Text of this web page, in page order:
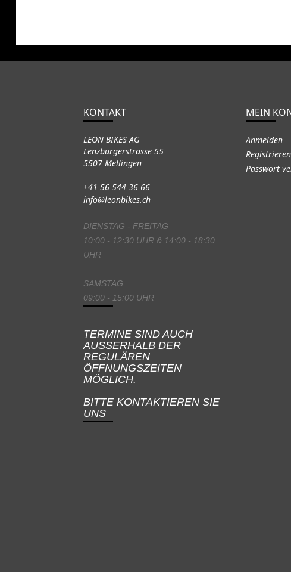
KONTAKT
LEON BIKES AG
Lenzburgerstrasse 55
5507 Mellingen
+41 56 544 36 66
info@leonbikes.ch
DIENSTAG - FREITAG
10:00 - 12:30 UHR & 14:00 - 18:30
UHR
SAMSTAG
09:00 - 15:00 UHR
TERMINE SIND AUCH
AUSSERHALB DER
REGULÄREN
ÖFFNUNGSZEITEN
MÖGLICH.
BITTE KONTAKTIEREN SIE
UNS
MEIN
Anmelden
Registrieren
Passwort